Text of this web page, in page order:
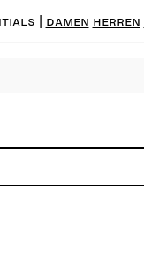
| DAMEN HERREN